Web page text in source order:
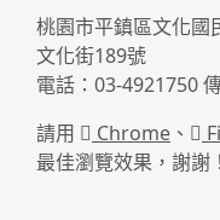
桃園市平鎮區文化國
文化街189號
電話：03-4921750
請用
Chrome 、
最佳瀏覽效果，謝謝！